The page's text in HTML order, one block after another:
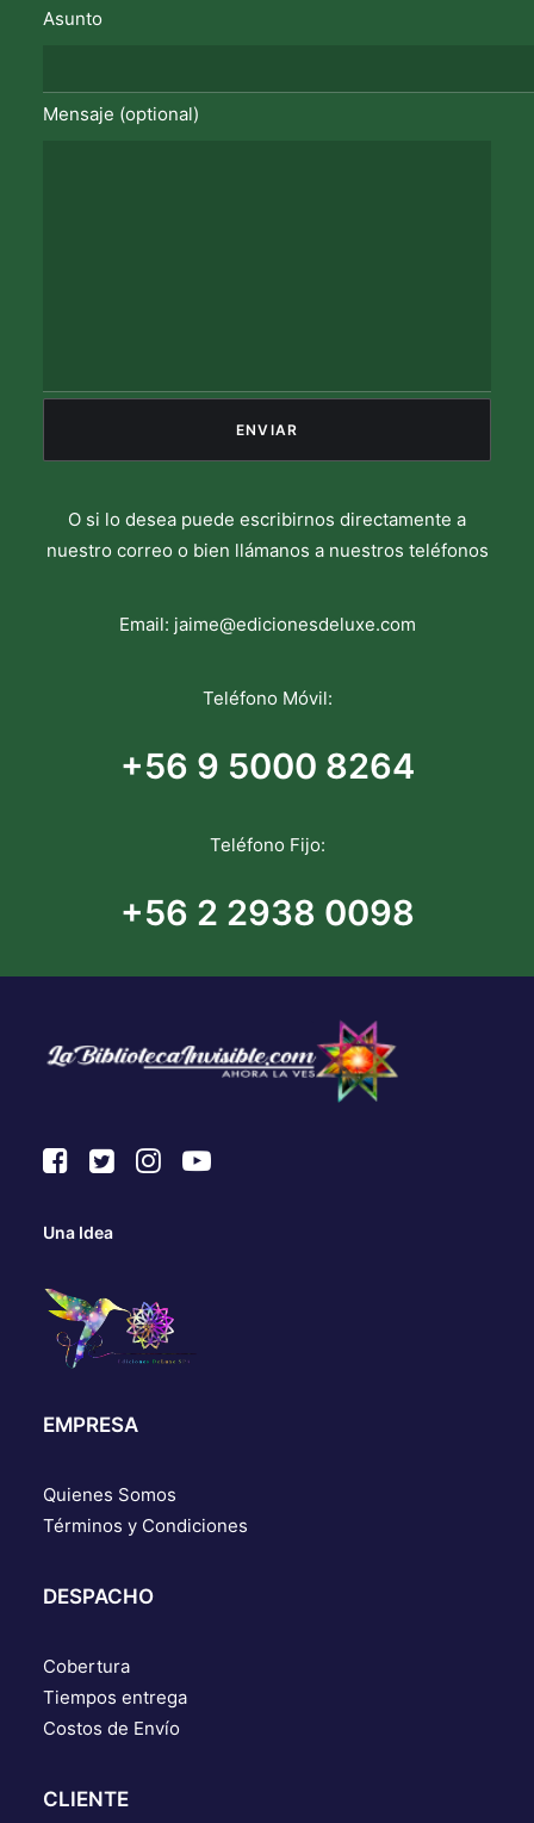
Asunto
Mensaje (optional)
O si lo desea puede escribirnos directamente a
nuestro correo o bien llámanos a nuestros teléfonos
Email: jaime@edicionesdeluxe.com
Teléfono Móvil:
+56 9 5000 8264
Teléfono Fijo:
+56 2 2938 0098
Una Idea
EMPRESA
Quienes Somos
Términos y Condiciones
DESPACHO
Cobertura
Tiempos entrega
Costos de Envío
CLIENTE